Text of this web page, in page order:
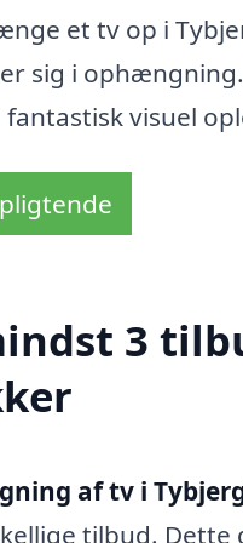
et tv op i
sig i
visuel
3
af tv i
tilbud. Dette